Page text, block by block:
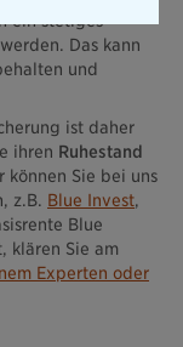
ein stetiges
Das kann
und
ist daher
ihren Ruhestand
können Sie bei uns
z.B. Blue Invest,
Blue
klären Sie am
Experten oder